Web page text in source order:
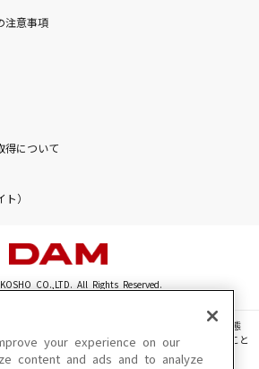
もっと見る
注意事項
得について
）
CO.,LTD. All Rights Reserved.
切の文章・画像・写真・動画・音声等を、手段や形態
囲を超えて無断で複製、転載、ファイル化などすること
your experience on our
content and ads and to analyze